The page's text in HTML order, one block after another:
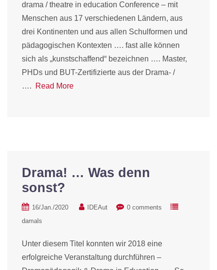
drama / theatre in education Conference – mit
Menschen aus 17 verschiedenen Ländern, aus
drei Kontinenten und aus allen Schulformen und
pädagogischen Kontexten …. fast alle können
sich als „kunstschaffend“ bezeichnen …. Master,
PHDs und BUT-Zertifizierte aus der Drama- /
….
Read More
Drama! … Was denn
sonst?
16/Jan./2020 IDEAut
0 comments
damals
Unter diesem Titel konnten wir 2018 eine
erfolgreiche Veranstaltung durchführen –